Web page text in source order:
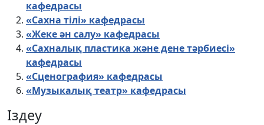
кафедрасы
«Сахна тілі» кафедрасы
«Жеке ән салу» кафедрасы
«Сахналық пластика және дене тәрбиесі»
кафедрасы
«Сценография» кафедрасы
«Музыкалық театр» кафедрасы
Іздеу